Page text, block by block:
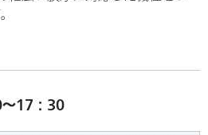
～17：30